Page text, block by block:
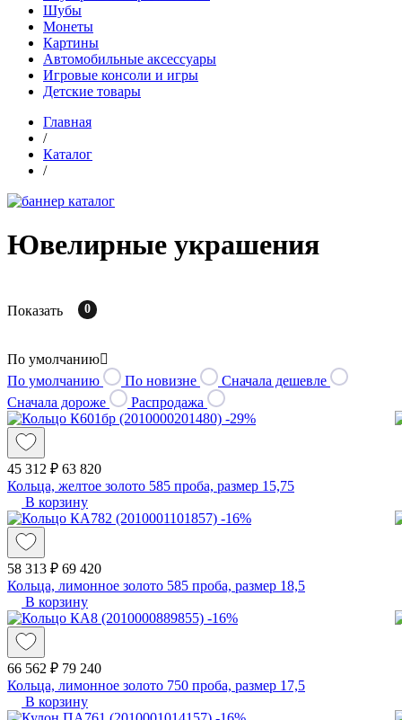
Шубы
Монеты
Картины
Автомобильные аксессуары
Игровые консоли и игры
Детские товары
Главная
/
Каталог
/
Ювелирные украшения
Показать 0
По умолчанию
По умолчанию
По новизне
Сначала дешевле
Сначала дороже
Распродажа
-29%
45 312 ₽ 63 820
Кольца, желтое золото 585 проба, размер 15,75
В корзину
-16%
58 313 ₽ 69 420
Кольца, лимонное золото 585 проба, размер 18,5
В корзину
-16%
66 562 ₽ 79 240
Кольца, лимонное золото 750 проба, размер 17,5
В корзину